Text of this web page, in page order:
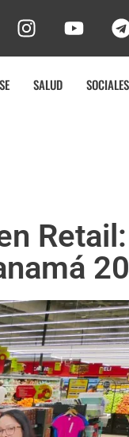
SALUD SOCIALES